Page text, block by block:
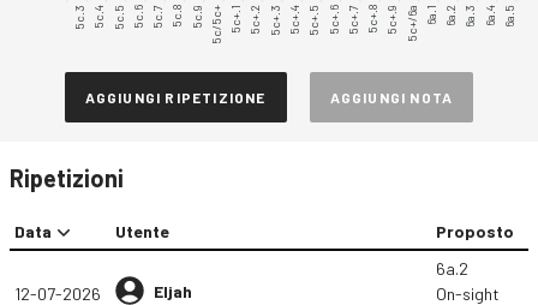
5c.3 5c.4 5c.5 5c.6 5c.7 5c.8 5c.9 5c/5c+ 5c+.1 5c+.2 5c+.3 5c+.4 5c+.5 5c+.6 5c+.7 5c+.8 5c+.9 5c+/6a 6a.1 6a.2 6a.3 6a.4 6a.5
AGGIUNGI RIPETIZIONE AGGIUNGI NOTA
Ripetizioni
Data Utente Proposto
12-07-2026 Eljah
6a.2
On-sight